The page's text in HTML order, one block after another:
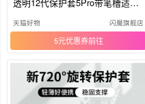
苹果平板2防弯摔mini6全包11寸
轻薄9十4亚克力
天猫好物 闪魔旗舰店
5元优惠券